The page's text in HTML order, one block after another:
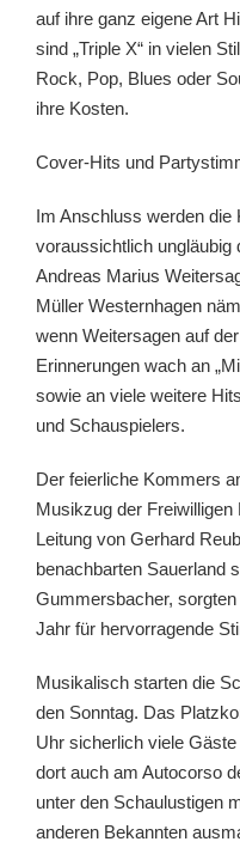
auf ihre ganz eigene Art
sind „Triple X“ in vielen
Rock, Pop, Blues oder
ihre Kosten.
Cover-Hits und
Im Anschluss werden
voraussichtlich ungläubig
Andreas Marius
Müller Westernhagen
wenn Weitersagen auf
Erinnerungen wach an
sowie an viele weitere
und Schauspielers.
Der feierliche Kommers
Musikzug der
Leitung von Gerhard
benachbarten Sauerland
Gummersbacher,
Jahr für hervorragende
Musikalisch starten die
den Sonntag. Das
Uhr sicherlich viele
dort auch am Autocorso
unter den Schaulustigen
anderen Bekannten